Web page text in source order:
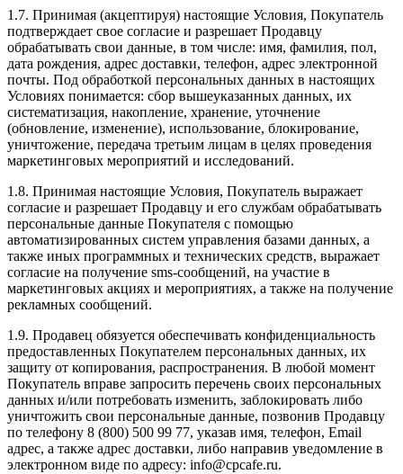
1.7. Принимая (акцептируя) настоящие Условия, Покупатель
подтверждает свое согласие и разрешает Продавцу
обрабатывать свои данные, в том числе: имя, фамилия, пол,
дата рождения, адрес доставки, телефон, адрес электронной
почты. Под обработкой персональных данных в настоящих
Условиях понимается: сбор вышеуказанных данных, их
систематизация, накопление, хранение, уточнение
(обновление, изменение), использование, блокирование,
уничтожение, передача третьим лицам в целях проведения
маркетинговых мероприятий и исследований.
1.8. Принимая настоящие Условия, Покупатель выражает
согласие и разрешает Продавцу и его службам обрабатывать
персональные данные Покупателя с помощью
автоматизированных систем управления базами данных, а
также иных программных и технических средств, выражает
согласие на получение sms-сообщений, на участие в
маркетинговых акциях и мероприятиях, а также на получение
рекламных сообщений.
1.9. Продавец обязуется обеспечивать конфиденциальность
предоставленных Покупателем персональных данных, их
защиту от копирования, распространения. В любой момент
Покупатель вправе запросить перечень своих персональных
данных и/или потребовать изменить, заблокировать либо
уничтожить свои персональные данные, позвонив Продавцу
по телефону 8 (800) 500 99 77, указав имя, телефон, Email
адрес, а также адрес доставки, либо направив уведомление в
электронном виде по адресу: info@cpcafe.ru.